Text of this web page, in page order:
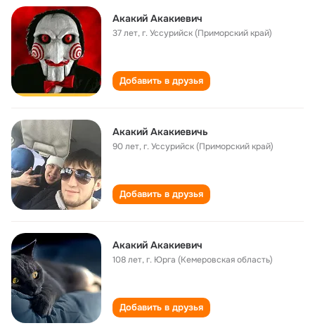
Акакий Акакиевич
37 лет,г. Уссурийск (Приморский край)
Добавить в друзья
Акакий Акакиевичь
90 лет,г. Уссурийск (Приморский край)
Добавить в друзья
Акакий Акакиевич
108 лет,г. Юрга (Кемеровская область)
Добавить в друзья